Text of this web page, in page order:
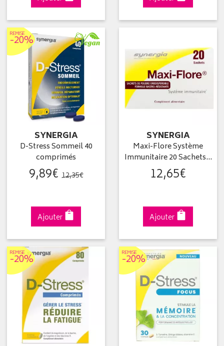
REMISE
-20%
SYNERGIA
D-Stress Sommeil 40
comprimés
9,89€ 12,35€
Ajouter
SYNERGIA
Maxi-Flore Système
Immunitaire 20 Sachets…
12,65€
Ajouter
REMISE
-20% REMISE
-20%